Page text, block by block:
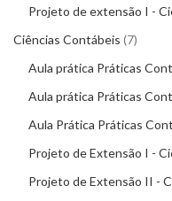
Projeto de extensão I -
Ciências Contábeis 7
Aula prática Práticas
Aula prática Práticas
Aula Prática Práticas
Projeto de Extensão I -
Projeto de Extensão II -